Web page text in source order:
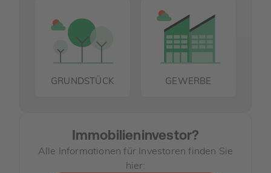
GRUNDSTÜCK GEWERBE
Immobilieninvestor?
Alle Informationen für Investoren finden Sie
hier: